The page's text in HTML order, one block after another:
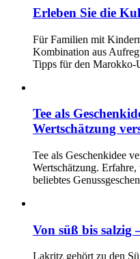
Erleben Sie die
Für Familien mit
Kombination aus
Tipps für den Marokko-
Tee als
Wertschätzung
Tee als Geschenkidee
Wertschätzung.
beliebtes
Von süß bis salzig
Lakritz gehört zu den